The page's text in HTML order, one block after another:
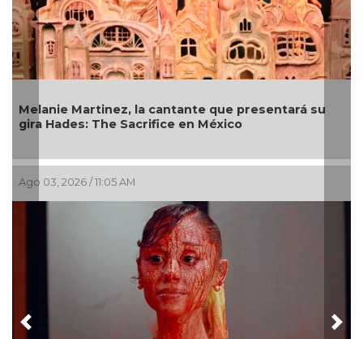
Melanie Martinez, la cantante que presentará su
gira Hades: The Sacrifice en México
Ago 03, 2026 / 11:05 AM
Previous